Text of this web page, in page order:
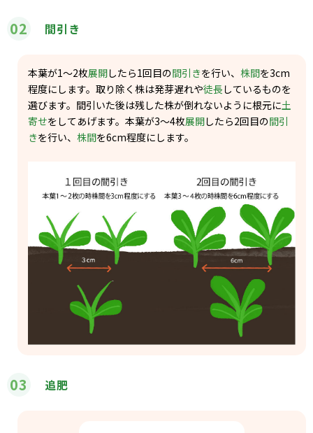
02 間引き
本葉が1〜2枚展開したら1回目の間引きを行い、 株間を3cm
程度にします。取り除く株は発芽遅れや徒長 しているものを
選びます。間引いた後は残した株が倒れないように根元に土
寄せをしてあげます。本葉が3〜4枚展開したら2回目の間引
きを行い、 株間を6cm程度にします。
03 追肥